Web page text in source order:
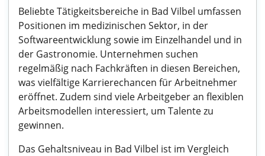
Beliebte Tätigkeitsbereiche in Bad Vilbel umfassen
Positionen im medizinischen Sektor, in der
Softwareentwicklung sowie im Einzelhandel und in
der Gastronomie. Unternehmen suchen
regelmäßig nach Fachkräften in diesen Bereichen,
was vielfältige Karrierechancen für Arbeitnehmer
eröffnet. Zudem sind viele Arbeitgeber an flexiblen
Arbeitsmodellen interessiert, um Talente zu
gewinnen.
Das Gehaltsniveau in Bad Vilbel ist im Vergleich